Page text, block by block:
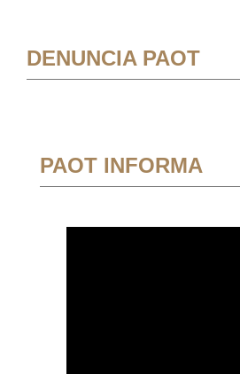
DENUNCIA PAOT
PAOT INFORMA